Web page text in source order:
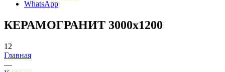
WhatsApp
КЕРАМОГРАНИТ 3000x1200
12
Главная
—